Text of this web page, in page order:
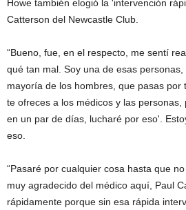
Howe también elogió la 'intervención
Catterson del Newcastle Club.
“Bueno, fue, en el respecto, me sentí
qué tan mal. Soy una de esas
mayoría de los hombres, que pasas por
te ofreces a los médicos y las
en un par de días, lucharé por eso'.
eso.
“Pasaré por cualquier cosa hasta que
muy agradecido del médico aquí, Paul
rápidamente porque sin esa rápida